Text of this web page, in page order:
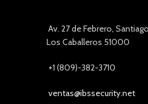
Av. 27 de Febrero,
Los Caballeros 51000
+1 (809)-382-3710
ventas@ibssecurity.net